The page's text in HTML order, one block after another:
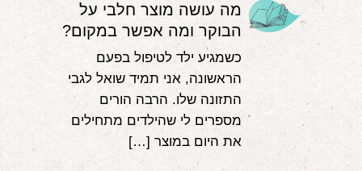
מה עושה מוצר חלבי על
הבוקר ומה אפשר במקום?
כשמגיע ילד לטיפול בפעם
הראשונה, אני תמיד שואל לגבי
התזונה שלו. הרבה הורים
מספרים לי שהילדים מתחילים
את היום במוצר […]